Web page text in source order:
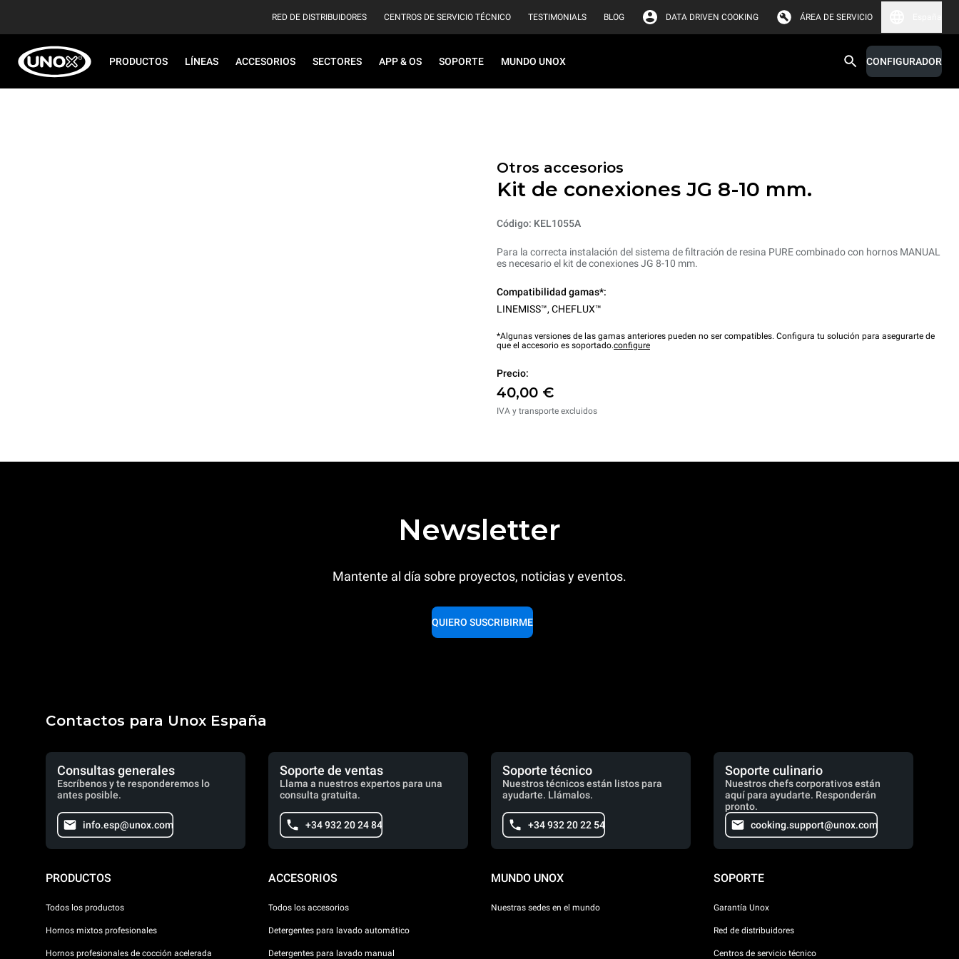
RED DE DISTRIBUIDORES CENTROS DE SERVICIO TÉCNICO TESTIMONIALS BLOG DATA DRIVEN COOKING ÁREA DE SERVICIO
PRODUCTOS LÍNEAS ACCESORIOS SECTORES APP & OS SOPORTE MUNDO UNOX CONFIGURADOR
Otros accesorios
Kit de conexiones JG 8-10 mm.
Código: KEL1055A
Para la correcta instalación del sistema de filtración de resina PURE combinado con hornos MANUAL
es necesario el kit de conexiones JG 8-10 mm.
Compatibilidad gamas*:
LINEMISS™, CHEFLUX™
*Algunas versiones de las gamas anteriores pueden no ser compatibles. Configura tu solución para asegurarte de
que el accesorio es soportado.configure
Precio:
40,00 €
IVA y transporte excluidos
Newsletter
Mantente al día sobre proyectos, noticias y eventos.
QUIERO SUSCRIBIRME
Contactos para Unox España
Consultas generales
Escríbenos y te responderemos lo
antes posible.
info.esp@unox.com
Soporte de ventas
Llama a nuestros expertos para una
consulta gratuita.
+34 932 20 24 84
Soporte técnico
Nuestros técnicos están listos para
ayudarte. Llámalos.
+34 932 20 22 54
Soporte culinario
Nuestros chefs corporativos están
aquí para ayudarte. Responderán
pronto.
cooking.support@unox.com
PRODUCTOS
Todos los productos
Hornos mixtos profesionales
Hornos profesionales de cocción acelerada
ACCESORIOS
Todos los accesorios
Detergentes para lavado automático
Detergentes para lavado manual
MUNDO UNOX
Nuestras sedes en el mundo
SOPORTE
Garantía Unox
Red de distribuidores
Centros de servicio técnico